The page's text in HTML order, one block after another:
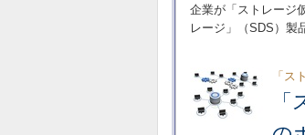
企業が「ストレージ
レージ」（SDS）製
「ス